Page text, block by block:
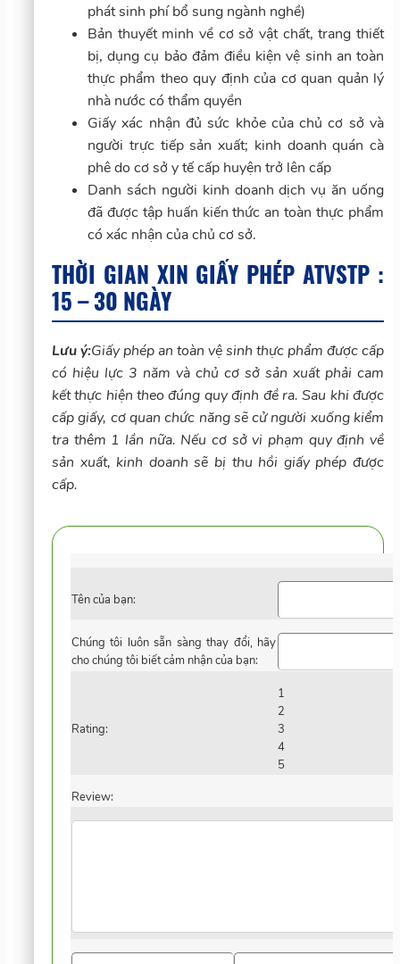
phát sinh phí bổ sung ngành nghề)
Bản thuyết minh về cơ sở vật chất, trang thiết
bị, dụng cụ bảo đảm điều kiện vệ sinh an toàn
thực phẩm theo quy định của cơ quan quản lý
nhà nước có thẩm quyền
Giấy xác nhận đủ sức khỏe của chủ cơ sở và
người trực tiếp sản xuất; kinh doanh quán cà
phê do cơ sở y tế cấp huyện trở lên cấp
Danh sách người kinh doanh dịch vụ ăn uống
đã được tập huấn kiến thức an toàn thực phẩm
có xác nhận của chủ cơ sở.
THỜI GIAN XIN GIẤY PHÉP ATVSTP :
15 – 30 NGÀY
Lưu ý:Giấy phép an toàn vệ sinh thực phẩm được cấp
có hiệu lực 3 năm và chủ cơ sở sản xuất phải cam
kết thực hiện theo đúng quy định đề ra. Sau khi được
cấp giấy, cơ quan chức năng sẽ cử người xuống kiểm
tra thêm 1 lần nữa. Nếu cơ sở vi phạm quy định về
sản xuất, kinh doanh sẽ bị thu hồi giấy phép được
cấp.
Tên của bạn:
Chúng tôi luôn sẵn sàng thay đổi, hãy
cho chúng tôi biết cảm nhận của bạn:
Rating:
1
2
3
4
5
Review: